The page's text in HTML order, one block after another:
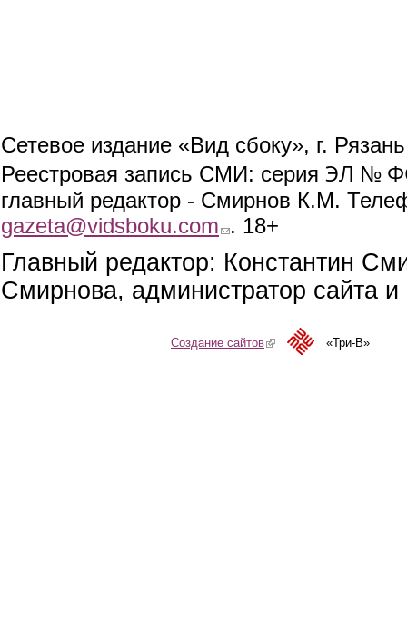
Сетевое издание «Вид сбоку», г.
Реестровая запись СМИ: серия ЭЛ №
главный редактор - Смирнов К.М.
gazeta@vidsboku.com (link sends e-mail)
. 18+
Главный редактор: Константин
Смирнова, администратор сайта
Создание сайтов(link is external)«Три-В»